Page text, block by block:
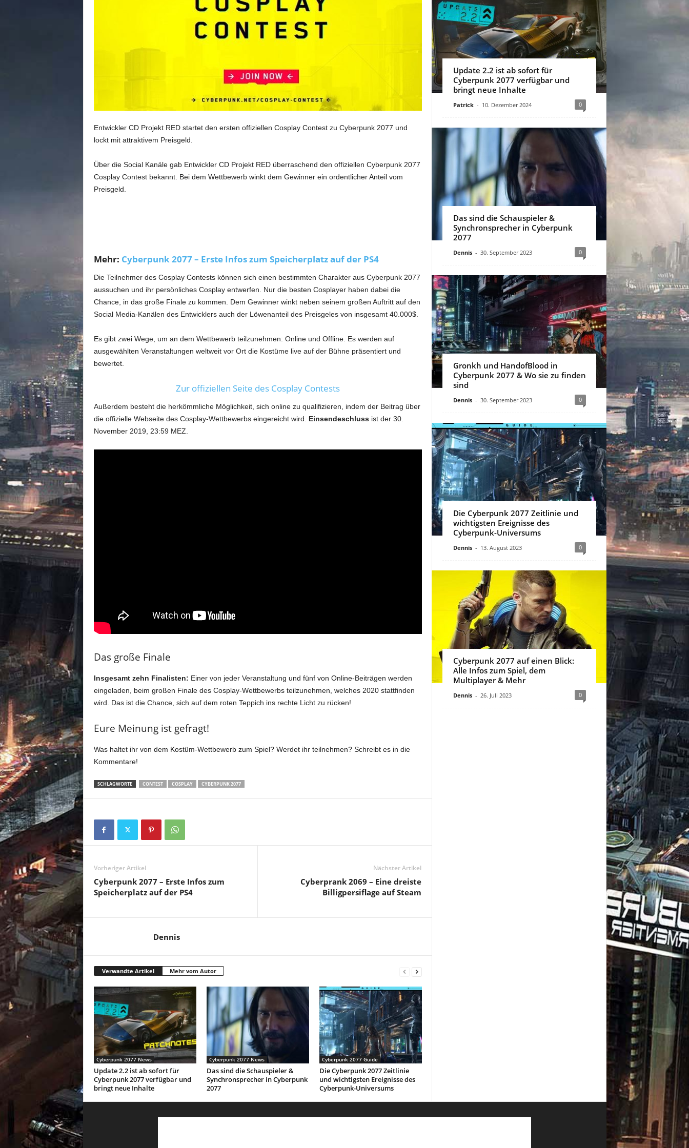
i
C
y
b
e
r
p
u
n
k
2
7
Entwickler CD Projekt RED startet den ersten offiziellen Cosplay Contest zu Cyberpunk 2077 und
lockt mit attraktivem Preisgeld.
Über die Social Kanäle gab Entwickler CD Projekt RED überraschend den offiziellen Cyberpunk 2077
Cosplay Contest bekannt. Bei dem Wettbewerb winkt dem Gewinner ein ordentlicher Anteil vom
Preisgeld.
Mehr: Cyberpunk 2077 – Erste Infos zum Speicherplatz auf der PS4
Die Teilnehmer des Cosplay Contests können sich einen bestimmten Charakter aus Cyberpunk 2077
aussuchen und ihr persönliches Cosplay entwerfen. Nur die besten Cosplayer haben dabei die
Chance, in das große Finale zu kommen. Dem Gewinner winkt neben seinem großen Auftritt auf den
Social Media-Kanälen des Entwicklers auch der Löwenanteil des Preisgeles von insgesamt 40.000$.
Es gibt zwei Wege, um an dem Wettbewerb teilzunehmen: Online und Offline. Es werden auf
ausgewählten Veranstaltungen weltweit vor Ort die Kostüme live auf der Bühne präsentiert und
bewertet.
Zur offiziellen Seite des Cosplay Contests
Außerdem besteht die herkömmliche Möglichkeit, sich online zu qualifizieren, indem der Beitrag über
die offizielle Webseite des Cosplay-Wettbewerbs eingereicht wird. Einsendeschlussist der 30.
November 2019, 23:59 MEZ.
Das große Finale
Insgesamt zehn Finalisten: Einer von jeder Veranstaltung und fünf von Online-Beiträgen werden
eingeladen, beim großen Finale des Cosplay-Wettbewerbs teilzunehmen, welches 2020 stattfinden
wird. Das ist die Chance, sich auf dem roten Teppich ins rechte Licht zu rücken!
Eure Meinung ist gefragt!
Was haltet ihr von dem Kostüm-Wettbewerb zum Spiel? Werdet ihr teilnehmen? Schreibt es in die
Kommentare!
SCHLAGWORTE CONTEST COSPLAY CYBERPUNK 2077
Vorheriger Artikel
Cyberpunk 2077 – Erste Infos zum
Speicherplatz auf der PS4
Nächster Artikel
Cyberprank 2069 – Eine dreiste
Billigpersiflage auf Steam
Dennis
Verwandte Artikel Mehr vom Autor
Cyberpunk 2077 News
Update 2.2 ist ab sofort für
Cyberpunk 2077 verfügbar und
bringt neue Inhalte
Cyberpunk 2077 News
Das sind die Schauspieler &
Synchronsprecher in Cyberpunk
2077
Cyberpunk 2077 Guide
Die Cyberpunk 2077 Zeitlinie
und wichtigsten Ereignisse des
Cyberpunk-Universums
Update 2.2 ist ab sofort für
Cyberpunk 2077 verfügbar und
bringt neue Inhalte
Patrick - 10. Dezember 2024 0
Das sind die Schauspieler &
Synchronsprecher in Cyberpunk
2077
Dennis - 30. September 2023 0
Gronkh und HandofBlood in
Cyberpunk 2077 & Wo sie zu finden
sind
Dennis - 30. September 2023 0
Die Cyberpunk 2077 Zeitlinie und
wichtigsten Ereignisse des
Cyberpunk-Universums
Dennis - 13. August 2023 0
Cyberpunk 2077 auf einen Blick:
Alle Infos zum Spiel, dem
Multiplayer & Mehr
Dennis - 26. Juli 2023 0